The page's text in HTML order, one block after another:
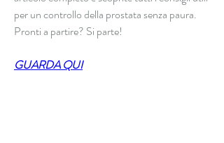
per un controllo della prostata senza paura.
Pronti a partire? Si parte!
GUARDA QUI